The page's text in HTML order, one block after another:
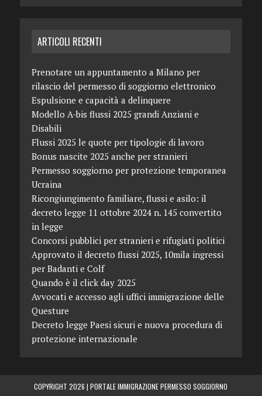
ARTICOLI RECENTI
Prenotare un appuntamento a Milano per
rilascio del permesso di soggiorno elettronico
Espulsione e capacità a delinquere
Modello A-bis flussi 2025 grandi Anziani e
Disabili
Flussi 2025 le quote per tipologie di lavoro
Bonus nascite 2025 anche per stranieri
Permesso soggiorno per protezione temporanea
Ucraina
Ricongiungimento familiare, flussi e asilo: il
decreto legge 11 ottobre 2024 n. 145 convertito
in legge
Concorsi pubblici per stranieri e rifugiati politici
Approvato il decreto flussi 2025, 10mila ingressi
per Badanti e Colf
Quando è il click day 2025
Avvocati e accesso agli uffici immigrazione delle
Questure
Decreto legge Paesi sicuri e nuova procedura di
protezione internazionale
COPYRIGHT 2026 |PORTALE IMMIGRAZIONE PERMESSO SOGGIORNO